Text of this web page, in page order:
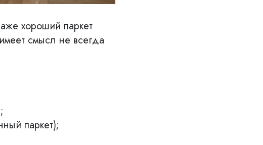
хороший паркет
смысл не всегда
паркет);